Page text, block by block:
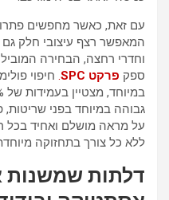
עם זאת, כאשר מחפשים
המאפשר רצף עיצובי חלק גם
וחדרי רחצה, הבחירה
ספק פרקט SPC . חיפוי
גבוהה במיוחד בפני שריטות,
על מראה מושלם ואחיד בכל
ללא כל צורך בתחזוקה
דלתות